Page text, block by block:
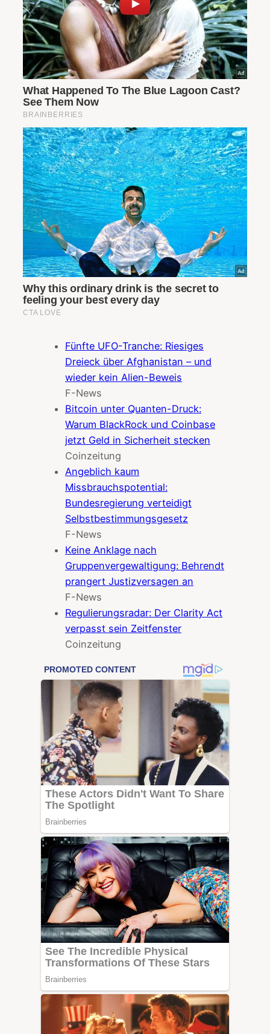
Fünfte UFO-Tranche: Riesiges
Dreieck über Afghanistan – und
wieder kein Alien-Beweis
F-News
Bitcoin unter Quanten-Druck:
Warum BlackRock und Coinbase
jetzt Geld in Sicherheit stecken
Coinzeitung
Angeblich kaum
Missbrauchspotential:
Bundesregierung verteidigt
Selbstbestimmungsgesetz
F-News
Keine Anklage nach
Gruppenvergewaltigung: Behrendt
prangert Justizversagen an
F-News
Regulierungsradar: Der Clarity Act
verpasst sein Zeitfenster
Coinzeitung